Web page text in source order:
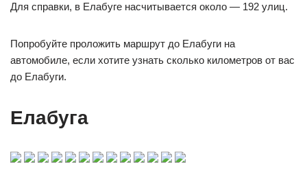
Для справки, в Елабуге насчитывается около — 192 улиц.
Попробуйте проложить маршрут до Елабуги на
автомобиле, если хотите узнать сколько километров от вас
до Елабуги.
Елабуга